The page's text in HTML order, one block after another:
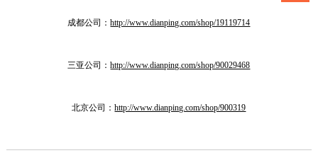
成都公司：http://www.dianping.com/shop/19119714
三亚公司：http://www.dianping.com/shop/90029468
北京公司：http://www.dianping.com/shop/900319